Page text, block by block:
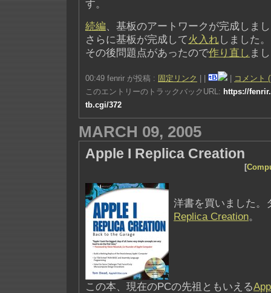
す。
続編、基板のアートワークが完成しま
さらに基板が完成して 火入れしました。
その後問題点があったので作り直し ま
00:49 fenrir が投稿 : 固定リンク
コメント
このエントリーのトラックバックURL: https://
tb.cgi/372
MARCH 09, 2005
Apple I Replica Creation
[
洋書を買いました。
Replica Creation。
この本、現在のPCの先祖ともいえる